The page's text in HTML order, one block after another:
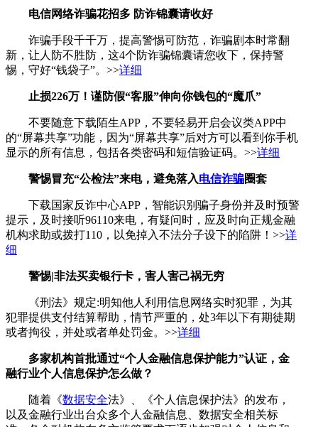
电信网络诈骗花招多 防诈锦囊请收好
诈骗手段千千万，提高警惕可防范，诈骗剧本时常翻
新，让人防不胜防，这4个防诈骗锦囊请您收下，保持警
惕，守好“钱袋子”。>>详细
止损226万！谨防假“客服”伸向你钱包的“魔爪”
不要随意下载陌生APP，不要轻易开启会议类APP中
的“屏幕共享”功能，因为“屏幕共享”后对方可以看到你手机
显示的所有信息，包括各类密码和短信验证码。>>详细
警惕冒充“公检法”来电，避免落入电信诈骗圈套
下载国家反诈中心APP，智能识别骗子身份并及时预警
提示，及时接听96110来电，有疑问时，应及时向正规金融
机构求助或拨打110，以免掉入不法分子设下的陷阱！>>详
细
警惕|非法买卖银行卡，害人害己祸无穷
《刑法》规定:明知他人利用信息网络实时犯罪，为其
犯罪提供支付结算帮助，情节严重的，处3年以下有期徒期
或者拘役，并处或者单处罚金。>>详细
多家机构首批通过“个人金融信息保护能力”认证，金
融行业个人信息保护怎么做？
随着《数据安全法》、《个人信息保护法》的发布，
以及金融行业出台众多个人金融信息、数据安全相关标